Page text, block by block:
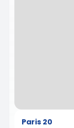
Paris 20